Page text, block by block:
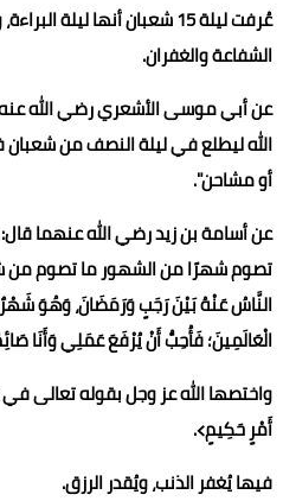
عُرفت ليلة 15 شعبان أنها ليلة
الشفاعة والغفران.
عن أبي موسى الأشعري رضي الله
الله ليطلع في ليلة النصف من
أو مشاحن".
عن أسامة بن زيد رضي الله عنهما قال:
تصوم شهرًا من الشهور ما تصوم من
النَّاسُ عَنْهُ بَيْنَ رَجَبٍ وَرَمَضَانَ، وَهُوَ
الْعَالَمِينَ؛ فَأُحِبُّ أَنْ يُرْفَعَ عَمَلِي وَأَنَا
واختصها الله عز وجل بقوله تعالى
أَمْرٍ حَكِيمٍ﴾.
فيها يُغفر الذنب، ويُقدر الرزق.